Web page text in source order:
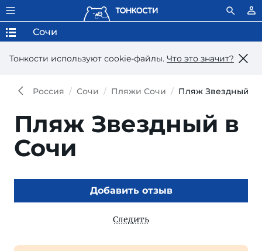
Тонкости используют сookie-файлы. Что это значит?
Сочи
Россия Сочи Пляжи Сочи Пляж Звездный в
Пляж Звездный в
Сочи
Добавить отзыв
Следить